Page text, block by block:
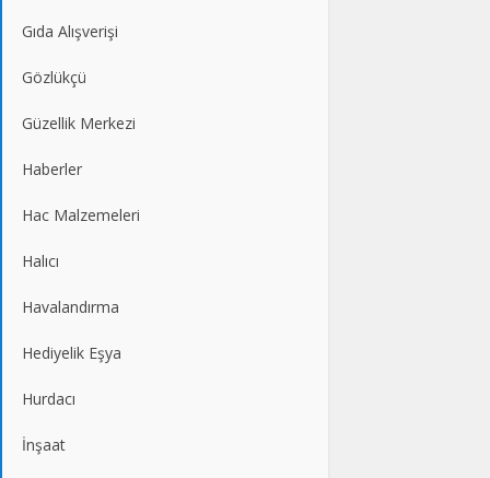
Gıda Alışverişi
Gözlükçü
Güzellik Merkezi
Haberler
Hac Malzemeleri
Halıcı
Havalandırma
Hediyelik Eşya
Hurdacı
İnşaat